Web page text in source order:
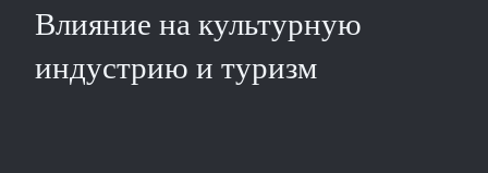
Влияние на культурную
индустрию и туризм